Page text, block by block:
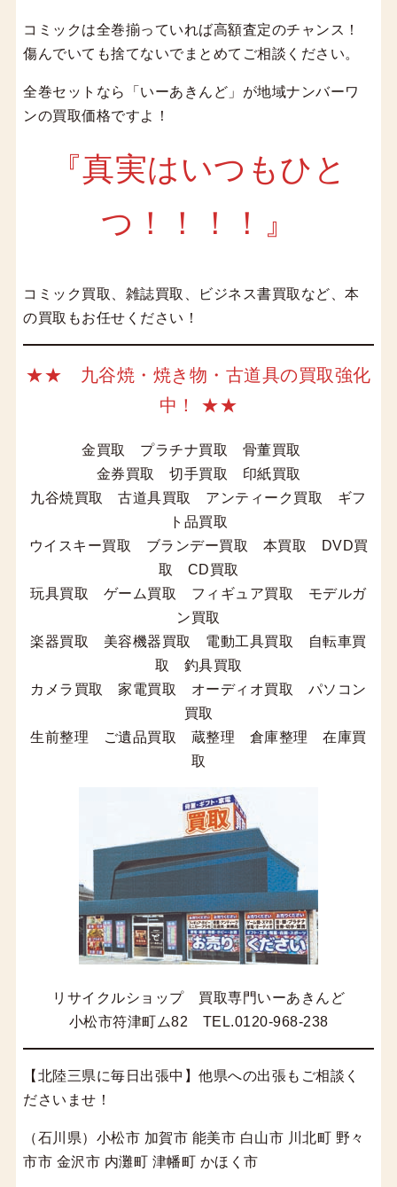
コミックは全巻揃っていれば高額査定のチャンス！
傷んでいても捨てないでまとめてご相談ください。
全巻セットなら「いーあきんど」が地域ナンバーワ
ンの買取価格ですよ！
『真実はいつもひと
つ！！！！』
コミック買取、雑誌買取、ビジネス書買取など、本
の買取もお任せください！
★★ 九谷焼・焼き物・古道具の買取強化
中！ ★★
金買取 プラチナ買取 骨董買取
金券買取 切手買取 印紙買取
九谷焼買取 古道具買取 アンティーク買取 ギフ
ト品買取
ウイスキー買取 ブランデー買取 本買取 DVD買
取 CD買取
玩具買取 ゲーム買取 フィギュア買取 モデルガ
ン買取
楽器買取 美容機器買取 電動工具買取 自転車買
取 釣具買取
カメラ買取 家電買取 オーディオ買取 パソコン
買取
生前整理 ご遺品買取 蔵整理 倉庫整理 在庫買
取
リサイクルショップ 買取専門いーあきんど
小松市符津町ム82 TEL.0120-968-238
【北陸三県に毎日出張中】他県への出張もご相談く
ださいませ！
（石川県）小松市 加賀市 能美市 白山市 川北町 野々
市市 金沢市 内灘町 津幡町 かほく市